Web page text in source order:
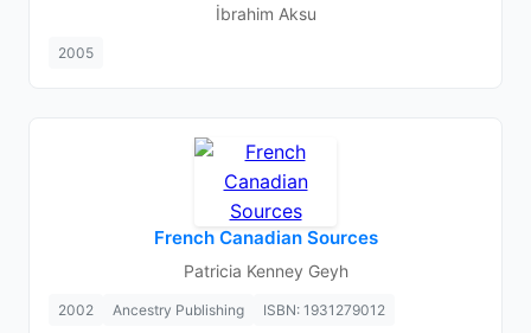
İbrahim Aksu
2005
French Canadian Sources
Patricia Kenney Geyh
2002 Ancestry Publishing ISBN: 1931279012